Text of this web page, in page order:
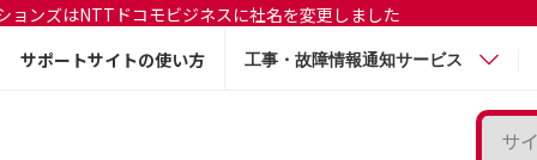
ョンズはNTTドコモビジネスに社名を変更しました
サポートサイトの使い方 工事・故障情報通知サービス